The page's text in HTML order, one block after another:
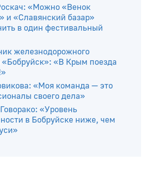
«Можно «Венок
и «Славянский базар»
в один фестивальный
железнодорожного
«Бобруйск»: «В Крым поезда
«Моя команда — это
своего дела»
«Уровень
в Бобруйске ниже, чем